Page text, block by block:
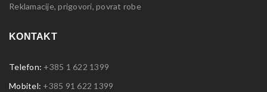
Reklamacije, prigovori, povrat robe
KONTAKT
Telefon: +385 1 622 1399
Mobitel: +385 91 622 1399